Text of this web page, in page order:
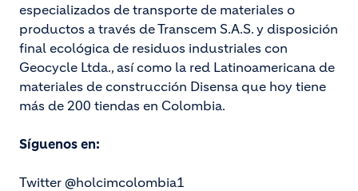
especializados de transporte de materiales o
productos a través de Transcem S.A.S. y disposición
final ecológica de residuos industriales con
Geocycle Ltda., así como la red Latinoamericana de
materiales de construcción Disensa que hoy tiene
más de 200 tiendas en Colombia.
Síguenos en:
Twitter @holcimcolombia1